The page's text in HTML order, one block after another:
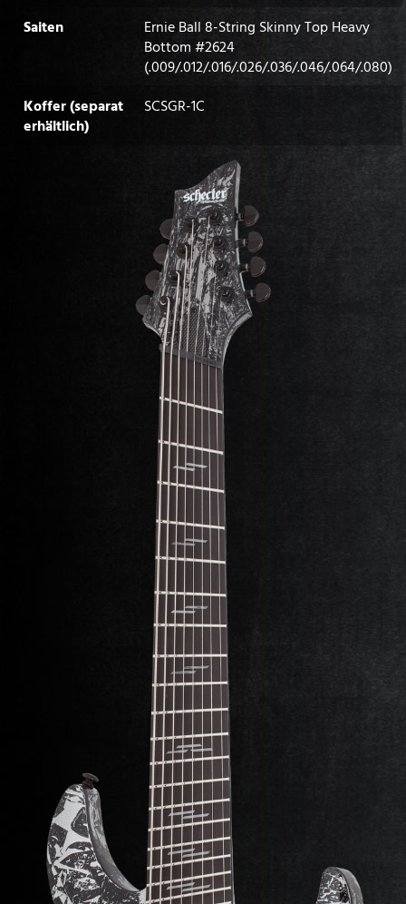
Saiten
Ernie Ball 8-String Skinny Top Heavy
Bottom #2624
(.009/.012/.016/.026/.036/.046/.064/.080)
Koffer (separat
erhältlich)
SCSGR-1C